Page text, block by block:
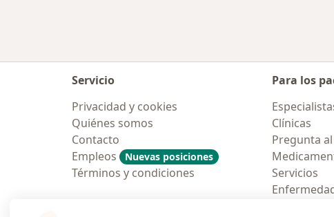
Servicio
Privacidad y cookies
Quiénes somos
Contacto
Empleos
Nuevas posiciones
Términos y condiciones
Para los
Clínicas
Pregunta
Servicios